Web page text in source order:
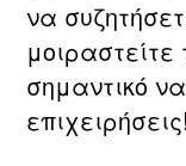
να
μοιραστείτε
σημαντικό
επιχειρήσεις!